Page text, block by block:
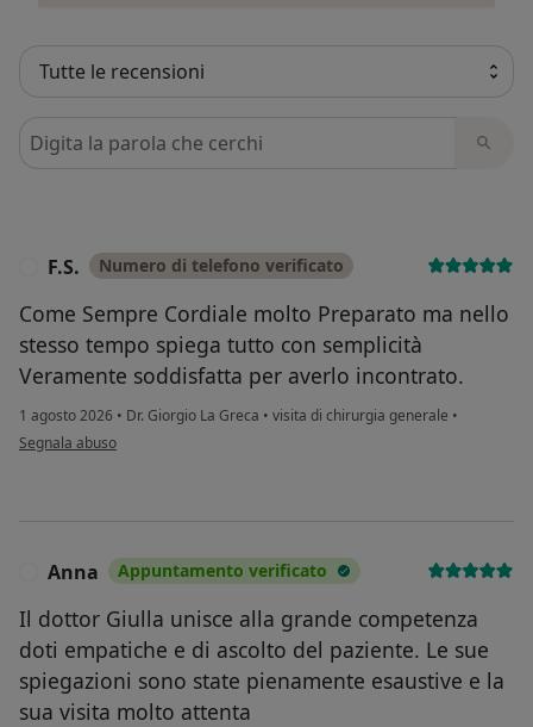
Cerca nelle recensioni
F.S. Numero di telefono verificato
Come Sempre Cordiale molto Preparato ma nello
stesso tempo spiega tutto con semplicità
Veramente soddisfatta per averlo incontrato.
1 agosto 2026 • Dr. Giorgio La Greca • visita di chirurgia generale •
secondo l'opinione dell'utente F.S.
Segnala abuso
Anna Appuntamento verificato
Il dottor Giulla unisce alla grande competenza
doti empatiche e di ascolto del paziente. Le sue
spiegazioni sono state pienamente esaustive e la
sua visita molto attenta